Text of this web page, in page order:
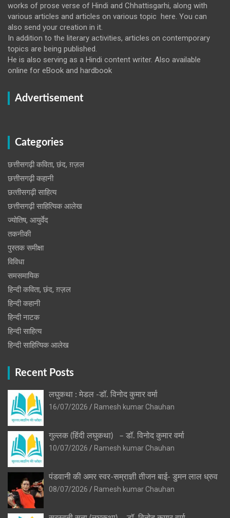
works of prose verse of Hindi and Chhattisgarhi, along with
various articles and articles on various topic here. You can
also send your creation in it.
In addition to the literary activities, articles on contemporary
topics are being published.
He is also serving as a Hindi content writer. Also available
online for eBook and hardbook
Advertisement
Categories
छत्तीसगढ़ी कविता, छंद, ग़ज़ल
छत्तीसगढ़ी कहानी
छत्‍तीसगढ़ी साहित्‍य
छत्तीसगढ़ी साहित्यिक आलेख
ज्योतिष, आयुर्वेद
तकनीकी
पुस्‍तक समीक्षा
विविधा
समसमायिक
हिन्दी कविता, छंद, ग़ज़ल
हिन्दी कहानी
हिन्‍दी नाटक
हिन्दी साहित्य
हिन्दी साहित्यिक आलेख
Recent Posts
लघुकथा : मेडल -डॉ. विनोद कुमार वर्मा
16/07/2026
Ramesh kumar Chauhan
गुल्लक (हिंदी लघुकथा) – डॉ. विनोद कुमार वर्मा
10/07/2026
Ramesh kumar Chauhan
पंडवानी की अमर स्वर-सम्राज्ञी तीजन बाई- डुमन लाल ध्रुव
08/07/2026
Ramesh kumar Chauhan